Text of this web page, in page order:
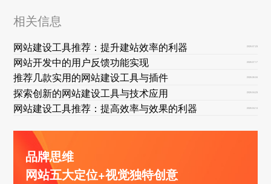
相关信息
网站建设工具推荐：提升建站效率的利器 2026-07-23
网站开发中的用户反馈功能实现 2026-07-17
推荐几款实用的网站建设工具与插件 2026-06-04
探索创新的网站建设工具与技术应用 2026-04-23
网站建设工具推荐：提高效率与效果的利器 2026-04-14
品牌思维
网站五大定位+视觉独特创意